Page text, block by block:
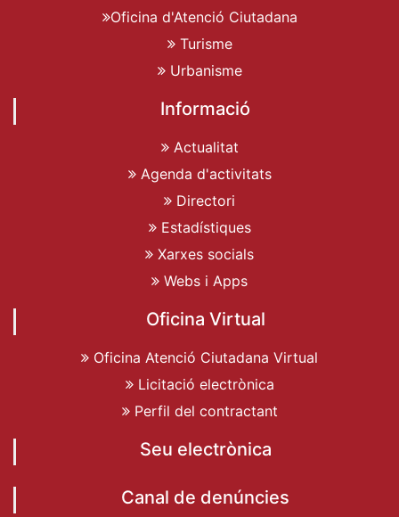
Oficina d'Atenció Ciutadana
Turisme
Urbanisme
Informació
Actualitat
Agenda d'activitats
Directori
Estadístiques
Xarxes socials
Webs i Apps
Oficina Virtual
Oficina Atenció Ciutadana Virtual
Licitació electrònica
Perfil del contractant
Seu electrònica
Canal de denúncies